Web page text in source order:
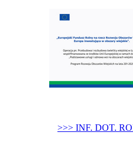
>>> INF. DOT.